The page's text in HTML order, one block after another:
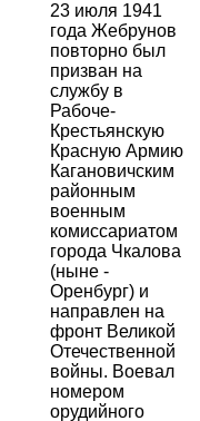
23 июля 1941
года Жебрунов
повторно был
призван на
службу в
Рабоче-
Крестьянскую
Красную Армию
Кагановичским
районным
военным
комиссариатом
города Чкалова
(ныне -
Оренбург) и
направлен на
фронт Великой
Отечественной
войны. Воевал
номером
орудийного